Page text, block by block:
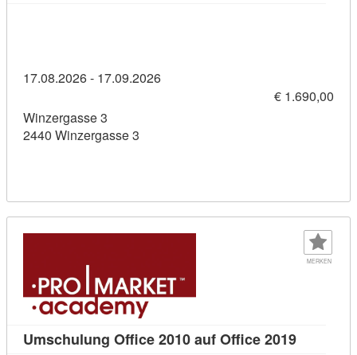
17.08.2026 - 17.09.2026
€ 1.690,00
Winzergasse 3
2440 Winzergasse 3
MERKEN
Umschulung Office 2010 auf Office 2019